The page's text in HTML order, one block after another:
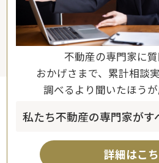
不動産の専門家に質
おかげさまで、累計相談
調べるより聞いたほう
私たち不動産の専門家がす
詳細はこ